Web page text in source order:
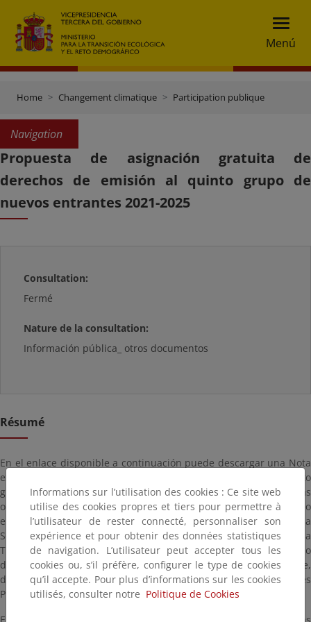
Menú
Home Changement climatique Participation publique
Navigation
Propuesta de asignación gratuita de
derechos de emisión al quinto grupo de
nuevos entrantes 2021-2025
Consultation:
Fermé
Nature de la consultation:
Información pública_ otros documentos
Résumé
En el enlace disponible a continuación puede descargar una Nota
explicativa que incluye las asignaciones propuestas para el quinto
grupo de nuevos entrantes del periodo 2021-2025. Las
observaciones se remitirán preferiblemente a la cuenta de correo
electrónicobzn-ip-ets@miteco.eso mediante escrito dirigido a la
Secretaría de Estado de Medio Ambiente del Ministerio para la
Transición Ecológica y el Reto Demográfico, de conformidad con lo
dispuesto en el artículo 16.4 de la Ley 39/2015, de 1 de octubre,
del Procedimiento Administrativo Común de las Administraciones
Públicas.
Informations sur l’utilisation des cookies : Ce site web
utilise des cookies propres et tiers pour permettre à
l’utilisateur de rester connecté, personnaliser son
expérience et pour obtenir des données statistiques
de navigation. L’utilisateur peut accepter tous les
cookies ou, s’il préfère, configurer le type de cookies
qu’il accepte. Pour plus d’informations sur les cookies
utilisés, consulter notre Politique de Cookies